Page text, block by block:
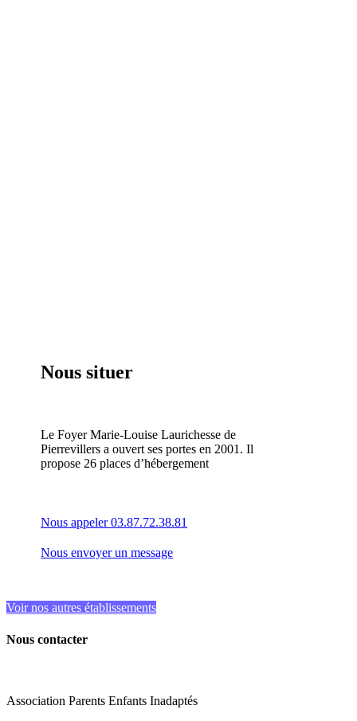
Nous situer
Le Foyer Marie-Louise Laurichesse de
Pierrevillers a ouvert ses portes en 2001. Il
propose 26 places d’hébergement
Nous appeler 03.87.72.38.81
Nous envoyer un message
Voir nos autres établissements
Nous contacter
Association Parents Enfants Inadaptés